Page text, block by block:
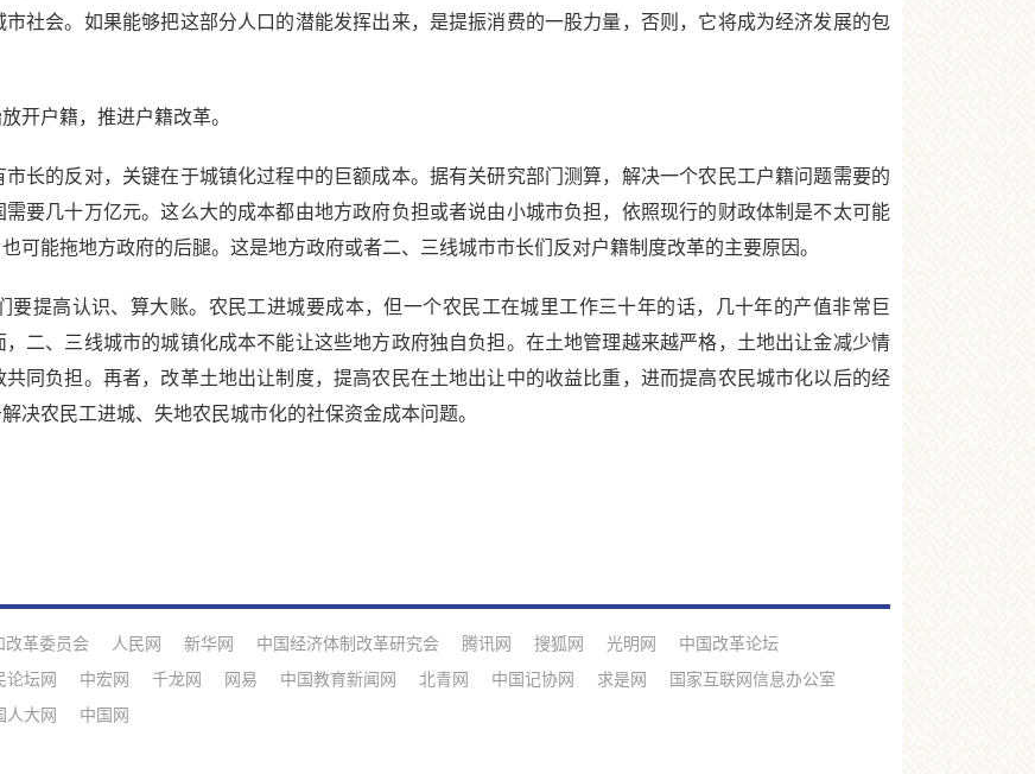
社会。如果能够把这部分人口的潜能发挥出来，是提振消费的一股力量，否则，它将成为经济发展的包
户籍，推进户籍改革。
的反对，关键在于城镇化过程中的巨额成本。据有关研究部门测算，解决一个农民工户籍问题需要的
要几十万亿元。这么大的成本都由地方政府负担或者说由小城市负担，依照现行的财政体制是不太可能
可能拖地方政府的后腿。这是地方政府或者二、三线城市市长们反对户籍制度改革的主要原因。
高认识、算大账。农民工进城要成本，但一个农民工在城里工作三十年的话，几十年的产值非常巨
二、三线城市的城镇化成本不能让这些地方政府独自负担。在土地管理越来越严格，土地出让金减少情
同负担。再者，改革土地出让制度，提高农民在土地出让中的收益比重，进而提高农民城市化以后的经
决农民工进城、失地农民城市化的社保资金成本问题。
改革委员会 人民网 新华网 中国经济体制改革研究会 腾讯网 搜狐网 光明网
中国改革论坛
论坛网 中宏网 千龙网 网易 中国教育新闻网 北青网 中国记协网 求是网
国家互联网信息办公室
人大网 中国网